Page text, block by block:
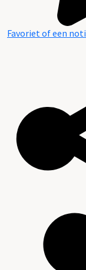
Favoriet of een